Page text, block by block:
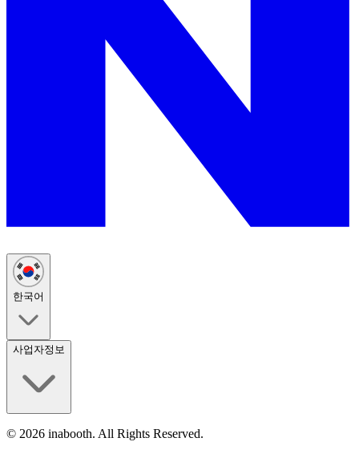
한국어
사업자정보
© 2026 inabooth. All Rights Reserved.